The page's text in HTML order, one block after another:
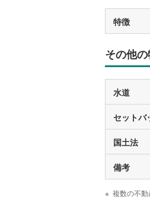
特徴
その他
水道
セットバ
国土法
備考
複数の不動